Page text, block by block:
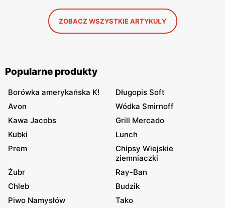
ZOBACZ WSZYSTKIE ARTYKUŁY
Popularne produkty
Borówka amerykańska K!
Długopis Soft
Avon
Wódka Smirnoff
Kawa Jacobs
Grill Mercado
Kubki
Lunch
Prem
Chipsy Wiejskie
ziemniaczki
Żubr
Ray-Ban
Chleb
Budzik
Piwo Namysłów
Tako